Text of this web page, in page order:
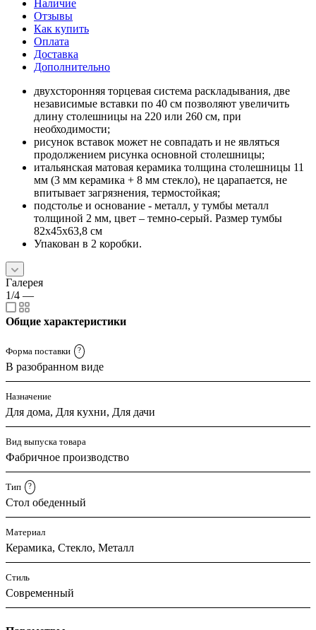
Наличие
Отзывы
Как купить
Оплата
Доставка
Дополнительно
двухсторонняя торцевая система раскладывания, две
независимые вставки по 40 см позволяют увеличить
длину столешницы на 220 или 260 см, при
необходимости;
рисунок вставок может не совпадать и не являться
продолжением рисунка основной столешницы;
итальянская матовая керамика толщина столешницы 11
мм (3 мм керамика + 8 мм стекло), не царапается, не
впитывает загрязнения, термостойкая;
подстолье и основание - металл, у тумбы металл
толщиной 2 мм, цвет – темно-серый. Размер тумбы
82х45х63,8 см
Упакован в 2 коробки.
Галерея
1/4 —
Общие характеристики
Форма поставки ?
В разобранном виде
Назначение
Для дома, Для кухни, Для дачи
Вид выпуска товара
Фабричное производство
Тип ?
Стол обеденный
Материал
Керамика, Стекло, Металл
Стиль
Современный